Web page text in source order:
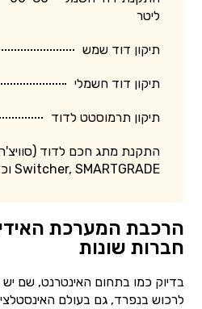
ליטר
תיקון דוד שמש
תיקון דוד חשמלי
תיקון תרמוסטט לדוד
התקנת מתג חכם לדוד
Switcher, SMARTGRADE וכד')
הרכבת המערכת
חברות שונות
בדיוק כמו בתחום האינטרנט, שם
לרכוש בנפרד, גם בעולם